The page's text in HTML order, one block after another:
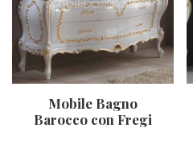
Mobile Bagno
Barocco con Fregi